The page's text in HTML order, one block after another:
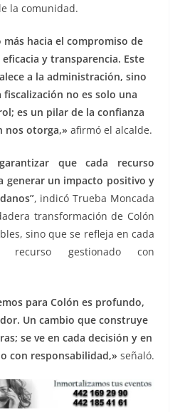
la comunidad.
hacia el compromiso de
y transparencia. Este
a la administración, sino
no es solo una
es un pilar de la confianza
nos otorga,» afirmó el alcalde.
que cada recurso
generar un impacto positivo y
, indicó Trueba Moncada
transformación de Colón
sino que se refleja en cada
gestionado con
para Colón es profundo,
Un cambio que construye
se ve en cada decisión y en
con responsabilidad,» señaló.